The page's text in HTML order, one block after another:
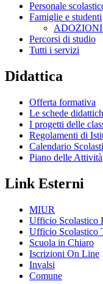
Personale
Famiglie e studenti
Percorsi di studio
Tutti i servizi
Didattica
Offerta formativa
Le schede
I progetti delle
Regolamenti di
Calendario
Piano delle Attività
Link Esterni
MIUR
Ufficio Scolastico
Ufficio Scolastico
Scuola in Chiaro
Iscrizioni On Line
Invalsi
Comune